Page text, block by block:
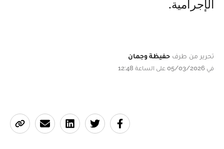
الإجرامية.
تحرير من طرف حفيظة وجمان
في 05/03/2026 على الساعة 12:48